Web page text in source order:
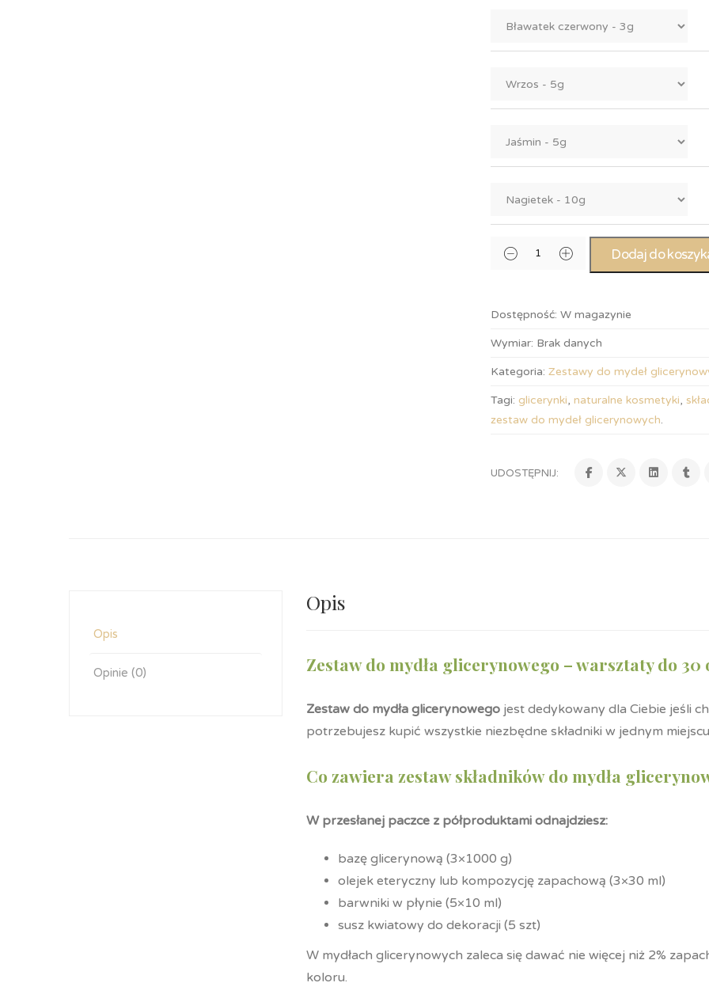
Dodaj do
Dostępność: W magazynie
Wymiar: Brak danych
Kategoria:Zestawy do mydeł
Tagi:glicerynki,naturalne kosmetyki,
zestaw do mydeł glicerynowych.
UDOSTĘPNIJ:
Opis
Opinie (0)
Opis
Zestaw do mydła glicerynowego – warsztaty do 30
Zestaw do mydła glicerynowego jest dedykowany dla Ciebie jeśli
potrzebujesz kupić wszystkie niezbędne składniki w jednym
Co zawiera zestaw składników do mydła
W przesłanej paczce z półproduktami odnajdziesz:
bazę glicerynową (3×1000 g)
olejek eteryczny lub kompozycję zapachową (3×30 ml)
barwniki w płynie (5×10 ml)
susz kwiatowy do dekoracji (5 szt)
W mydłach glicerynowych zaleca się dawać nie więcej niż 2%
koloru.